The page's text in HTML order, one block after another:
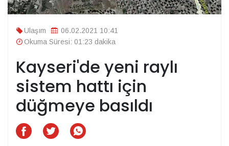
Ulaşım
06.02.2021 10:41
Okuma Süresi: 01:23 dakika
Kayseri'de yeni raylı
sistem hattı için
düğmeye basıldı